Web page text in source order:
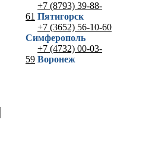
+7 (8793) 39-88-
61 Пятигорск
+7 (3652) 56-10-60
Симферополь
+7 (4732) 00-03-
59 Воронеж